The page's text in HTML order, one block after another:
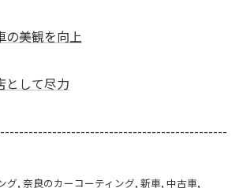
の美観を向上
として尽力
グ 奈良のカーコーティング 新車 中古車